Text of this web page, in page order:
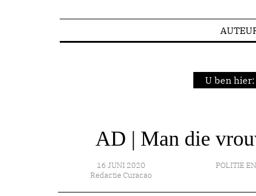
U ben hier:
AD | Man die
16 JUNI 2020
Redactie Curacao
POLITIE